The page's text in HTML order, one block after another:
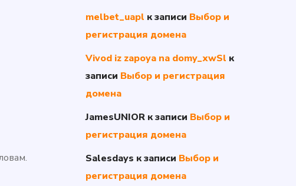
melbet_uapl к записи Выбор и
регистрация домена
Vivod iz zapoya na domy_xwSl к
записи Выбор и регистрация
домена
JamesUNIOR к записи Выбор и
регистрация домена
Salesdays к записи Выбор и
регистрация домена